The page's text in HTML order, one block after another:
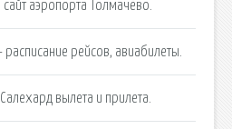
аэропорта Толмачёво.
рейсов, авиабилеты.
вылета и прилета.